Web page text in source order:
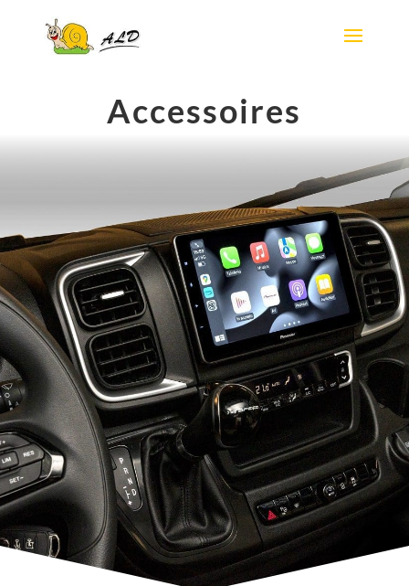
Accessoires